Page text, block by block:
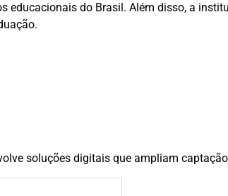
educacionais do Brasil. Além disso, a
soluções digitais que ampliam